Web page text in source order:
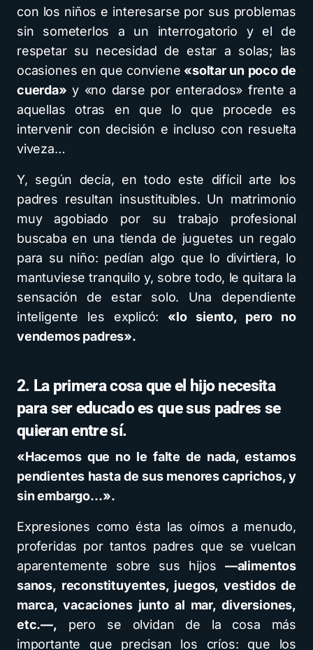
con los niños e interesarse por sus problemas
sin someterlos a un interrogatorio y el de
respetar su necesidad de estar a solas; las
ocasiones en que conviene «soltar un poco de
cuerda» y «no darse por enterados» frente a
aquellas otras en que lo que procede es
intervenir con decisión e incluso con resuelta
viveza…
Y, según decía, en todo este difícil arte los
padres resultan insustituibles. Un matrimonio
muy agobiado por su trabajo profesional
buscaba en una tienda de juguetes un regalo
para su niño: pedían algo que lo divirtiera, lo
mantuviese tranquilo y, sobre todo, le quitara la
sensación de estar solo. Una dependiente
inteligente les explicó: «lo siento, pero no
vendemos padres».
2. La primera cosa que el hijo necesita
para ser educado es que sus padres se
quieran entre sí.
«Hacemos que no le falte de nada, estamos
pendientes hasta de sus menores caprichos, y
sin embargo…».
Expresiones como ésta las oímos a menudo,
proferidas por tantos padres que se vuelcan
aparentemente sobre sus hijos —alimentos
sanos, reconstituyentes, juegos, vestidos de
marca, vacaciones junto al mar, diversiones,
etc.—, pero se olvidan de la cosa más
importante que precisan los críos: que los